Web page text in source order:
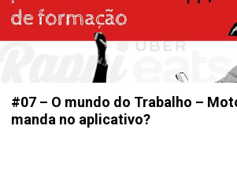
#07 – O mundo do Trabalho –
manda no aplicativo?